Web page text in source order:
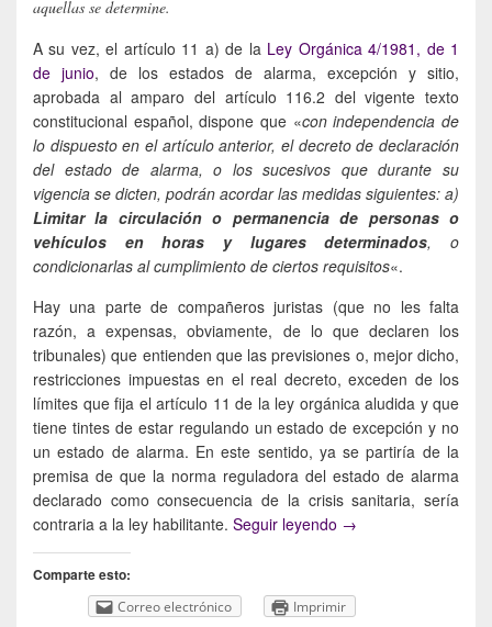
aquellas se determine.
A su vez, el artículo 11 a) de la Ley Orgánica 4/1981, de 1
de junio, de los estados de alarma, excepción y sitio,
aprobada al amparo del artículo 116.2 del vigente texto
constitucional español, dispone que «con independencia de
lo dispuesto en el artículo anterior, el decreto de declaración
del estado de alarma, o los sucesivos que durante su
vigencia se dicten, podrán acordar las medidas siguientes: a)
Limitar la circulación o permanencia de personas o
vehículos en horas y lugares determinados, o
condicionarlas al cumplimiento de ciertos requisitos«.
Hay una parte de compañeros juristas (que no les falta
razón, a expensas, obviamente, de lo que declaren los
tribunales) que entienden que las previsiones o, mejor dicho,
restricciones impuestas en el real decreto, exceden de los
límites que fija el artículo 11 de la ley orgánica aludida y que
tiene tintes de estar regulando un estado de excepción y no
un estado de alarma. En este sentido, ya se partiría de la
premisa de que la norma reguladora del estado de alarma
declarado como consecuencia de la crisis sanitaria, sería
contraria a la ley habilitante. Seguir leyendo ¿Pueden ser nulas
→
Comparte esto:
Correo electrónico Imprimir